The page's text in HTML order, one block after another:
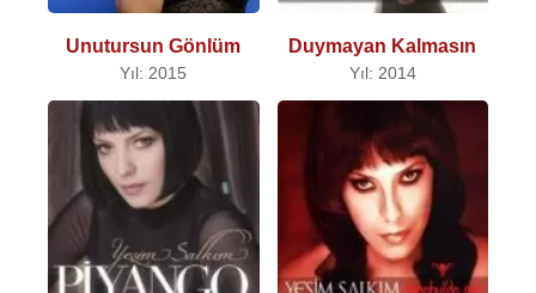
Unutursun Gönlüm
Yıl: 2015
Duymayan Kalmasın
Yıl: 2014